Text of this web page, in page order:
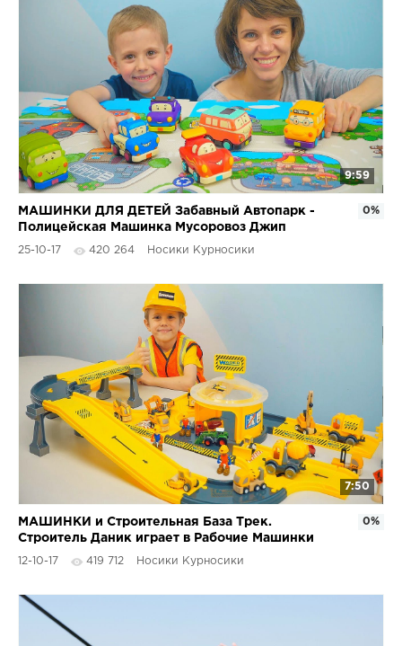
9:59
МАШИНКИ ДЛЯ ДЕТЕЙ Забавный Автопарк -
Полицейская Машинка Мусоровоз Джип
Школьный Автобус #Игрушки
25-10-17 420 264 Носики Курносики
0%
7:50
МАШИНКИ и Строительная База Трек.
Строитель Даник играет в Рабочие Машинки
Грузовички для детей
12-10-17 419 712 Носики Курносики
0%